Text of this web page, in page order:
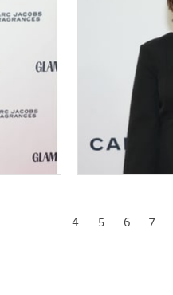
der Dienste gesammelt haben.
4 5 6 7